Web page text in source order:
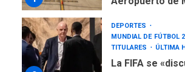
DEPORTES
MUNDIAL DE FÚTBOL
TITULARES
ÚLTIMA
La FIFA se